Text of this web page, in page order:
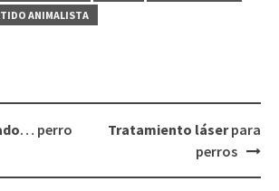
ANIMALISTA
… perro
Tratamiento láserpara
perros